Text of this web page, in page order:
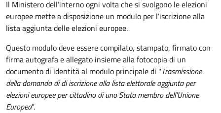
Il Ministero dell'interno ogni volta che si svolgono le elezioni
europee mette a disposizione un modulo per l'iscrizione alla
lista aggiunta delle elezioni europee.
Questo modulo deve essere compilato, stampato, firmato con
firma autografa e allegato insieme alla fotocopia di un
documento di identità al modulo principale di "Trasmissione
della domanda di di iscrizione alla lista elettorale aggiunta per
elezioni europee per cittadino di uno Stato membro dell'Unione
Europea".